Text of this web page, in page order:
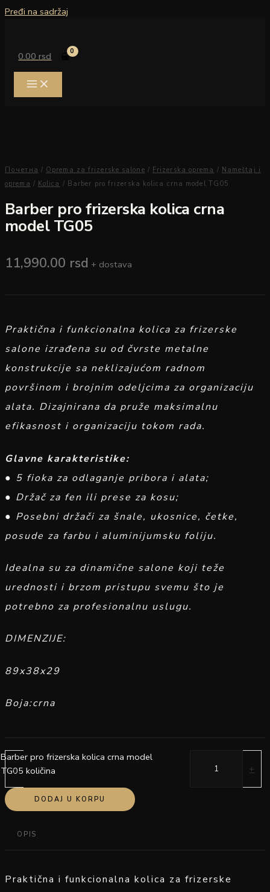
Pređi na sadržaj
0.00rsd
Почетна / Oprema za frizerske salone / Frizerska oprema / Nameštaj i
oprema / Kolica / Barber pro frizerska kolica crna model TG05
Barber pro frizerska kolica crna
model TG05
11,990.00 rsd + dostava
Praktična i funkcionalna kolica za frizerske
salone izrađena su od čvrste metalne
konstrukcije sa neklizajućom radnom
površinom i brojnim odeljcima za organizaciju
alata. Dizajnirana da pruže maksimalnu
efikasnost i organizaciju tokom rada.
Glavne karakteristike:
● 5 fioka za odlaganje pribora i alata;
● Držač za fen ili prese za kosu;
● Posebni držači za šnale, ukosnice, četke,
posude za farbu i aluminijumsku foliju.
Idealna su za dinamične salone koji teže
urednosti i brzom pristupu svemu što je
potrebno za profesionalnu uslugu.
DIMENZIJE:
89x38x29
Boja:crna
-
Barber pro frizerska kolica crna model
TG05 količina
+
DODAJ U KORPU
OPIS
Praktična i funkcionalna kolica za frizerske